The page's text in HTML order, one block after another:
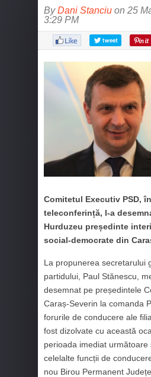
ByDani Stanciu on 25
3:29 PM
Comitetul Executiv PSD,
teleconferință, l-a
Hurduzeu președinte
social-democrate din
La propunerea secretarului
partidului, Paul Stănescu,
desemnat pe președintele
Caraș-Severin la comanda
forurile de conducere ale
fost dizolvate cu această
perioada imediat următoare
celelalte funcții de
nou Birou Permanent